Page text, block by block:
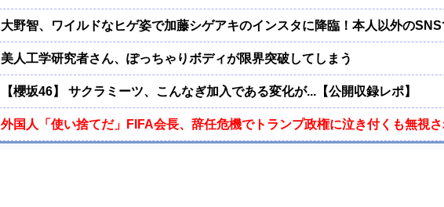
大野智、ワイルドなヒゲ姿で加藤シゲアキのインスタに降臨！本人以外のSNS
美人工学研究者さん、ぽっちゃりボディが限界突破してしまう
【櫻坂46】 サクラミーツ、こんなぎ加入である変化が...【公開収録レポ】
外国人「使い捨てだ」FIFA会長、辞任危機でトランプ政権に泣き付くも無視さ